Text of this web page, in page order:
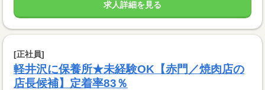
求人詳細を見る
[正社員]
軽井沢に保養所★未経験OK【赤門／焼肉店の
店長候補】定着率83％